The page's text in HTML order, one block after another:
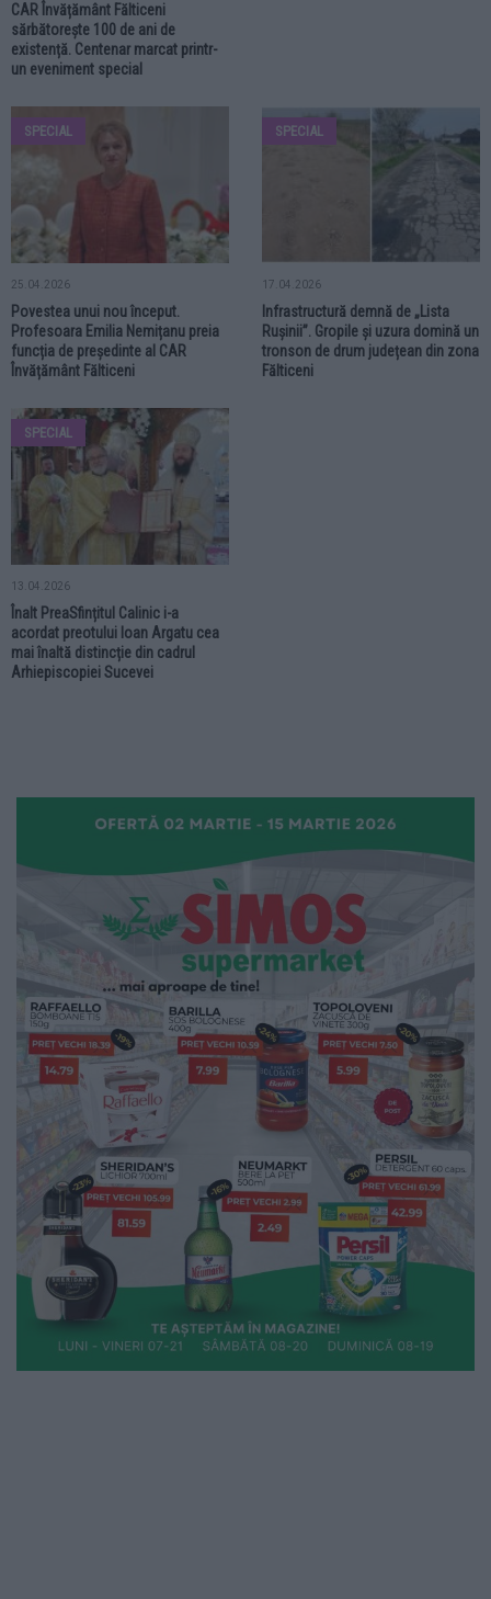
CAR Învățământ Fălticeni
sărbătorește 100 de ani de
existență. Centenar marcat printr-
un eveniment special
SPECIAL
25.04.2026
Povestea unui nou început.
Profesoara Emilia Nemițanu preia
funcția de președinte al CAR
Învățământ Fălticeni
SPECIAL
17.04.2026
Infrastructură demnă de „Lista
Rușinii”. Gropile și uzura domină un
tronson de drum județean din zona
Fălticeni
SPECIAL
13.04.2026
Înalt PreaSfințitul Calinic i-a
acordat preotului Ioan Argatu cea
mai înaltă distincție din cadrul
Arhiepiscopiei Sucevei